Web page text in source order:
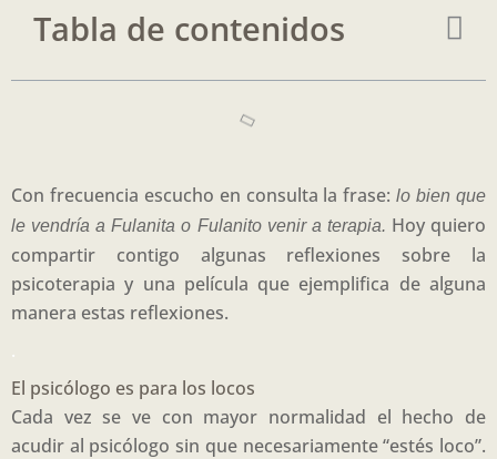
Tabla de contenidos
Con frecuencia escucho en consulta la frase:lo bien que
le vendría a Fulanita o Fulanito venir a terapia. Hoy quiero
compartir contigo algunas reflexiones sobre la
psicoterapia y una película que ejemplifica de alguna
manera estas reflexiones.
.
El psicólogo es para los locos
Cada vez se ve con mayor normalidad el hecho de
acudir al psicólogo sin que necesariamente “estés loco”.